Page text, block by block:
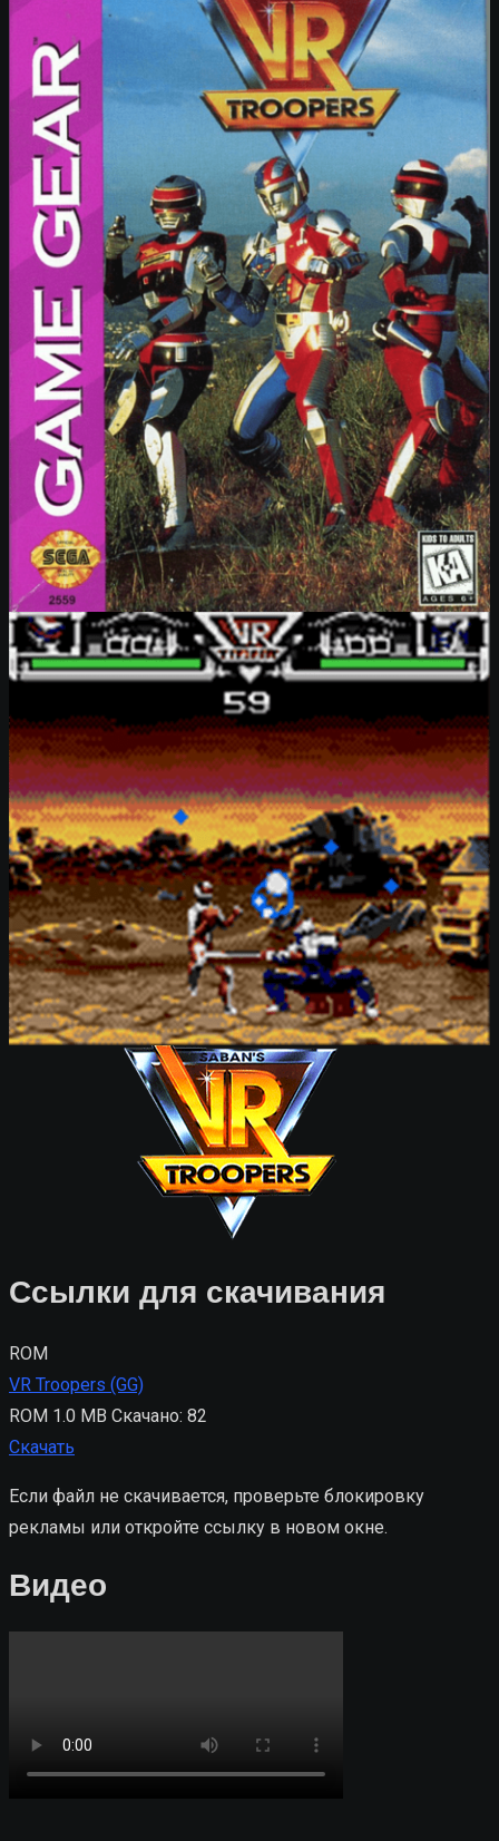
Ссылки для скачивания
ROM
VR Troopers (GG)
ROM 1.0 MB Скачано: 82
Скачать
Если файл не скачивается, проверьте блокировку
рекламы или откройте ссылку в новом окне.
Видео